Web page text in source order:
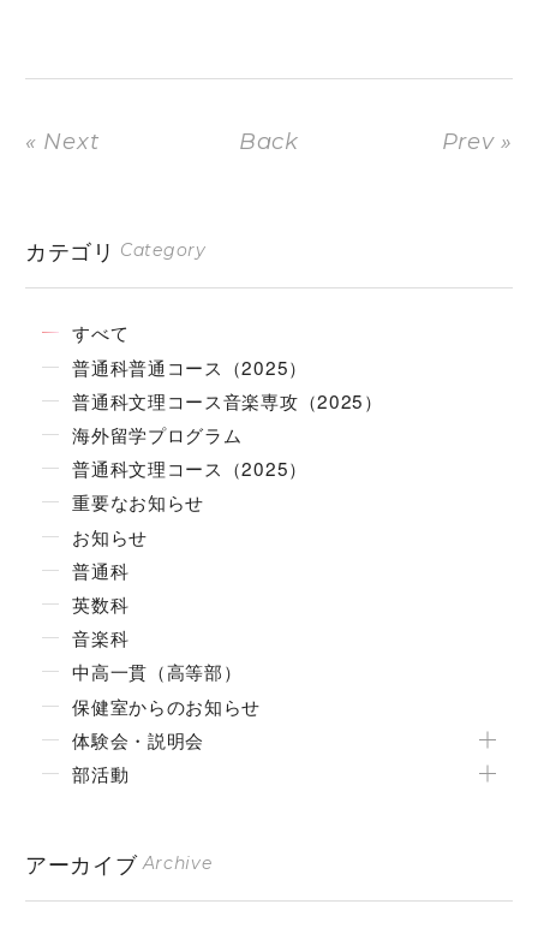
« Next Back Prev »
カテゴリ Category
すべて
普通科普通コース（2025）
普通科文理コース音楽専攻（2025）
海外留学プログラム
普通科文理コース（2025）
重要なお知らせ
お知らせ
普通科
英数科
音楽科
中高一貫（高等部）
保健室からのお知らせ
体験会・説明会
部活動
アーカイブ Archive